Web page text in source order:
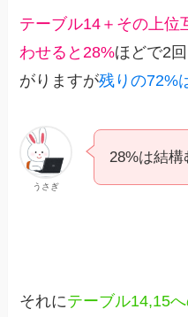
テーブル14＋その上位
わせると28%ほどで2
がりますが残りの72%
うさぎ
28%は結構
それにテーブル14,15